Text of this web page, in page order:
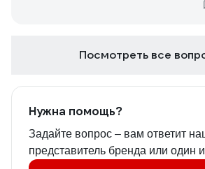
Посмотреть все
Нужна помощь?
Задайте вопрос – вам ответит
представитель бренда или один